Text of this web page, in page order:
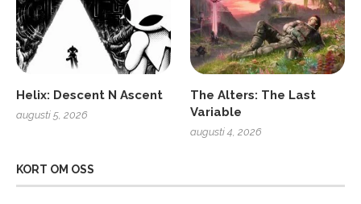
Helix: Descent N Ascent
augusti 5, 2026
The Alters: The Last
Variable
augusti 4, 2026
KORT OM OSS